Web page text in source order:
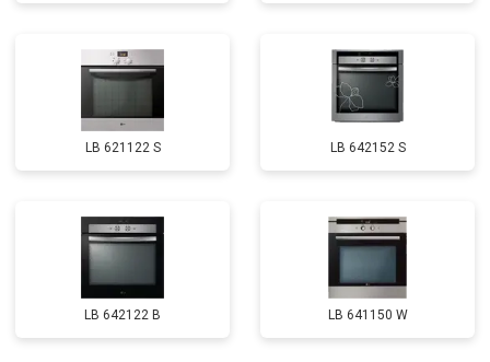
LB 621122 S LB 642152 S
LB 642122 B LB 641150 W